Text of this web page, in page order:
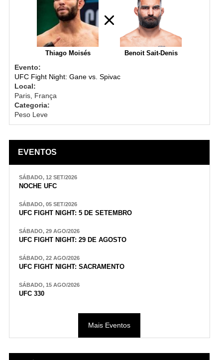
Thiago Moisés Benoit Sait-Denis
Evento:
UFC Fight Night: Gane vs. Spivac
Local:
Paris, França
Categoria:
Peso Leve
EVENTOS
SÁBADO, 12 SET/2026
NOCHE UFC
SÁBADO, 05 SET/2026
UFC FIGHT NIGHT: 5 DE SETEMBRO
SÁBADO, 29 AGO/2026
UFC FIGHT NIGHT: 29 DE AGOSTO
SÁBADO, 22 AGO/2026
UFC FIGHT NIGHT: SACRAMENTO
SÁBADO, 15 AGO/2026
UFC 330
Mais Eventos